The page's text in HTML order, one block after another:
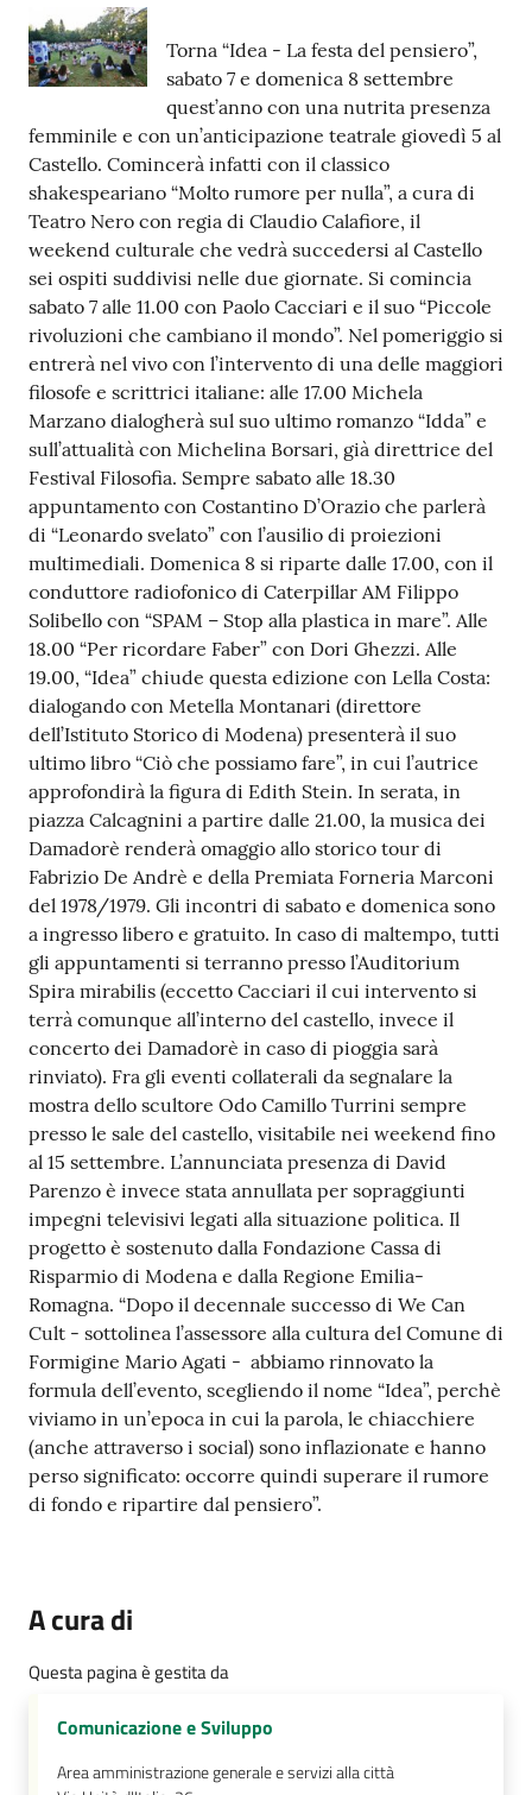
a
M
e
e
o
Tutti
gli
argomenti...
Seguici
su
Contenuto
Torna “Idea - La festa del pensiero”,
sabato 7 e domenica 8 settembre
quest’anno con una nutrita presenza
femminile e con un’anticipazione teatrale giovedì 5 al
Castello. Comincerà infatti con il classico
shakespeariano “Molto rumore per nulla”, a cura di
Teatro Nero con regia di Claudio Calafiore, il
weekend culturale che vedrà succedersi al Castello
sei ospiti suddivisi nelle due giornate. Si comincia
sabato 7 alle 11.00 con Paolo Cacciari e il suo “Piccole
rivoluzioni che cambiano il mondo”. Nel pomeriggio si
entrerà nel vivo con l’intervento di una delle maggiori
filosofe e scrittrici italiane: alle 17.00 Michela
Marzano dialogherà sul suo ultimo romanzo “Idda” e
sull’attualità con Michelina Borsari, già direttrice del
Festival Filosofia. Sempre sabato alle 18.30
appuntamento con Costantino D’Orazio che parlerà
di “Leonardo svelato” con l’ausilio di proiezioni
multimediali. Domenica 8 si riparte dalle 17.00, con il
conduttore radiofonico di Caterpillar AM Filippo
Solibello con “SPAM – Stop alla plastica in mare”. Alle
18.00 “Per ricordare Faber” con Dori Ghezzi. Alle
19.00, “Idea” chiude questa edizione con Lella Costa:
dialogando con Metella Montanari (direttore
dell’Istituto Storico di Modena) presenterà il suo
ultimo libro “Ciò che possiamo fare”, in cui l’autrice
approfondirà la figura di Edith Stein. In serata, in
piazza Calcagnini a partire dalle 21.00, la musica dei
Damadorè renderà omaggio allo storico tour di
Fabrizio De Andrè e della Premiata Forneria Marconi
del 1978/1979. Gli incontri di sabato e domenica sono
a ingresso libero e gratuito. In caso di maltempo, tutti
gli appuntamenti si terranno presso l’Auditorium
Spira mirabilis (eccetto Cacciari il cui intervento si
terrà comunque all’interno del castello, invece il
concerto dei Damadorè in caso di pioggia sarà
rinviato). Fra gli eventi collaterali da segnalare la
mostra dello scultore Odo Camillo Turrini sempre
presso le sale del castello, visitabile nei weekend fino
al 15 settembre. L’annunciata presenza di David
Parenzo è invece stata annullata per sopraggiunti
impegni televisivi legati alla situazione politica. Il
progetto è sostenuto dalla Fondazione Cassa di
Risparmio di Modena e dalla Regione Emilia-
Romagna. “Dopo il decennale successo di We Can
Cult - sottolinea l’assessore alla cultura del Comune di
Formigine Mario Agati - abbiamo rinnovato la
formula dell’evento, scegliendo il nome “Idea”, perchè
viviamo in un’epoca in cui la parola, le chiacchiere
(anche attraverso i social) sono inflazionate e hanno
perso significato: occorre quindi superare il rumore
di fondo e ripartire dal pensiero”.
A cura di
Questa pagina è gestita da
Comunicazione e Sviluppo
Area amministrazione generale e servizi alla città